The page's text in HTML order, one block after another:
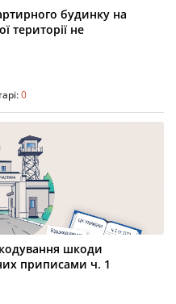
будинку на
території не
0
шкоди
приписами ч. 1